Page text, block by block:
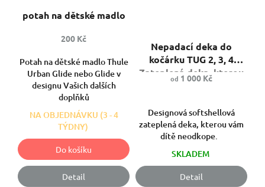
potah na dětské madlo
200 Kč
Potah na dětské madlo Thule
Urban Glide nebo Glide v
designu Vašich dalších
doplňků
NA OBJEDNÁVKU (3 - 4
TÝDNY)
Do košíku
Detail
hodnocení
produktu
je
5,0
hvězdiček.
Nepadací deka do
kočárku TUG 2, 3, 4
Zateplená deka, kterou
dítě neodkope.
od 1 000 Kč
Designová softshellová
zateplená deka, kterou vám
dítě neodkope.
SKLADEM
Detail